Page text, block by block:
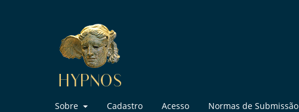
Sobre Cadastro Acesso Normas de Submissão